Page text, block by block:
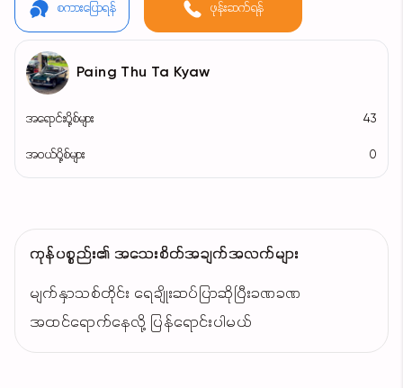
စကားပြောရန် ဖုန်းဆက်ရန်
Paing Thu Ta Kyaw
အရောင်းပို့စ်များ 43
အဝယ်ပို့စ်များ 0
ကုန်ပစ္စည်း၏ အသေးစိတ်အချက်အလက်များ
မျက်နှာသစ်တိုင်း ရေချိုးဆပ်ပြာဆိုပြီးခဏခဏ
အထင်ရောက်နေလို့ ‌ပြန်ရောင်းပါမယ်